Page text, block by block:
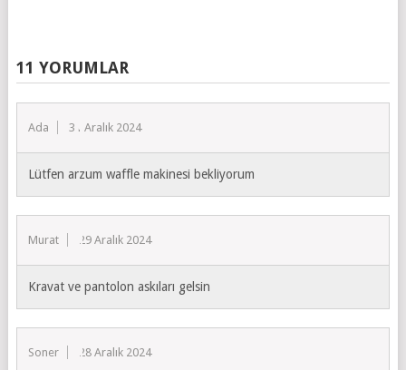
11 YORUMLAR
Ada 31 Aralık 2024
Lütfen arzum waffle makinesi bekliyorum
Murat 29 Aralık 2024
Kravat ve pantolon askıları gelsin
Soner 28 Aralık 2024